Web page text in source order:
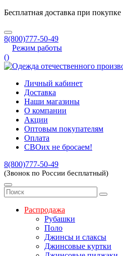
Бесплатная доставка при
8(800)777-50-49
Режим работы
()
Личный кабинет
Доставка
Наши магазины
О компании
Акции
Оптовым покупателям
Оплата
СВОих не бросаем!
8(800)777-50-49
(Звонок по России бесплатный)
Распродажа
Рубашки
Поло
Джинсы и слаксы
Джинсовые куртки